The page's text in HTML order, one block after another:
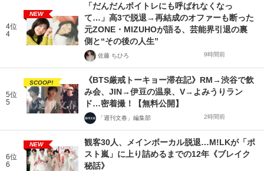
4位
4
NEW
「だんだんボイトレにも呼ばれなくなっ
て…」高3で脱退→再結成のオファーも断った
元ZONE・MIZUHOが語る、芸能界引退の裏
側と“その後の人生”
佐藤 ちひろ 9時間前
5位
5
SCOOP!
《BTS厳戒トーキョー滞在記》RM→渋谷で飲
み会、JIN→伊豆の温泉、V→よみうりラン
ド…密着撮！【無料公開】
「週刊文春」編集部 2時間前
6位
6
NEW
観客30人、メインボーカル脱退…M!LKが「ポ
スト嵐」に上り詰めるまでの12年《ブレイク
秘話》